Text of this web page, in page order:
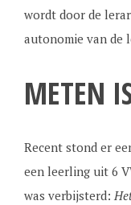
wordt door de
autonomie van de
METEN
Recent stond er
een leerling uit 6
was verbijsterd: